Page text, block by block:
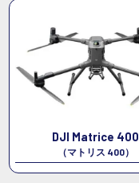
DJI Matrice 400
（マトリス 400）